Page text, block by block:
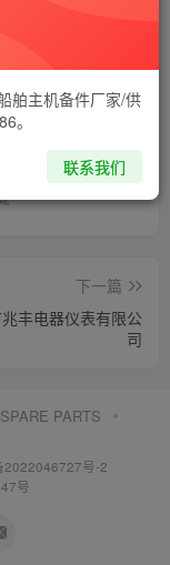
下一篇
丰电器仪表有限公
司
PARTS
2022046727号-2
号
舶主机备件厂家/供
。
联系我们